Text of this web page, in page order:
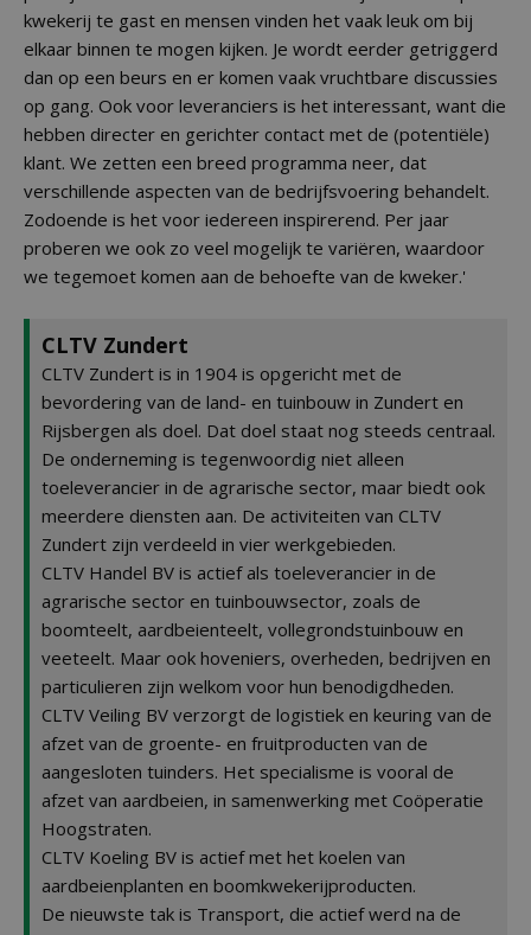
kwekerij te gast en mensen vinden het vaak leuk om bij
elkaar binnen te mogen kijken. Je wordt eerder getriggerd
dan op een beurs en er komen vaak vruchtbare discussies
op gang. Ook voor leveranciers is het interessant, want die
hebben directer en gerichter contact met de (potentiële)
klant. We zetten een breed programma neer, dat
verschillende aspecten van de bedrijfsvoering behandelt.
Zodoende is het voor iedereen inspirerend. Per jaar
proberen we ook zo veel mogelijk te variëren, waardoor
we tegemoet komen aan de behoefte van de kweker.'
CLTV Zundert
CLTV Zundert is in 1904 is opgericht met de
bevordering van de land- en tuinbouw in Zundert en
Rijsbergen als doel. Dat doel staat nog steeds centraal.
De onderneming is tegenwoordig niet alleen
toeleverancier in de agrarische sector, maar biedt ook
meerdere diensten aan. De activiteiten van CLTV
Zundert zijn verdeeld in vier werkgebieden.
CLTV Handel BV is actief als toeleverancier in de
agrarische sector en tuinbouwsector, zoals de
boomteelt, aardbeienteelt, vollegrondstuinbouw en
veeteelt. Maar ook hoveniers, overheden, bedrijven en
particulieren zijn welkom voor hun benodigdheden.
CLTV Veiling BV verzorgt de logistiek en keuring van de
afzet van de groente- en fruitproducten van de
aangesloten tuinders. Het specialisme is vooral de
afzet van aardbeien, in samenwerking met Coöperatie
Hoogstraten.
CLTV Koeling BV is actief met het koelen van
aardbeienplanten en boomkwekerijproducten.
De nieuwste tak is Transport, die actief werd na de